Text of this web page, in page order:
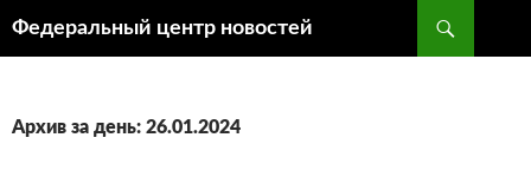
Федеральный центр новостей
Архив за день: 26.01.2024